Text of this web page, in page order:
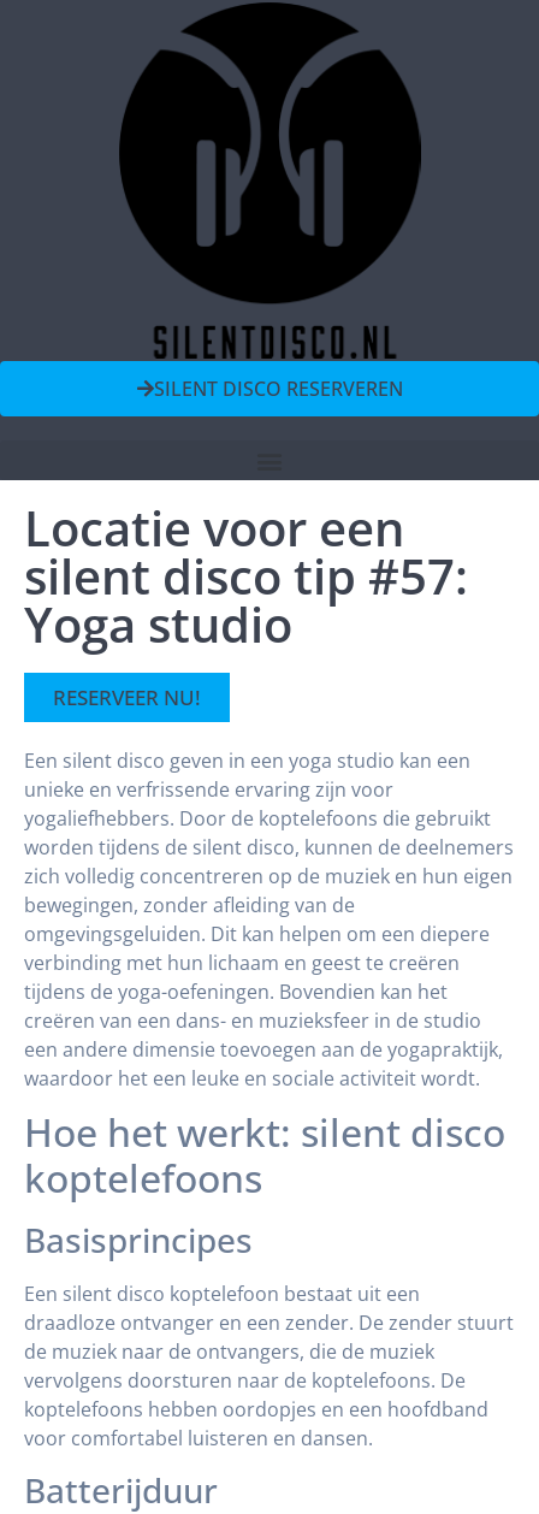
SILENT DISCO RESERVEREN
Locatie voor een
silent disco tip #57:
Yoga studio
RESERVEER NU!
Een silent disco geven in een yoga studio kan een
unieke en verfrissende ervaring zijn voor
yogaliefhebbers. Door de koptelefoons die gebruikt
worden tijdens de silent disco, kunnen de deelnemers
zich volledig concentreren op de muziek en hun eigen
bewegingen, zonder afleiding van de
omgevingsgeluiden. Dit kan helpen om een diepere
verbinding met hun lichaam en geest te creëren
tijdens de yoga-oefeningen. Bovendien kan het
creëren van een dans- en muzieksfeer in de studio
een andere dimensie toevoegen aan de yogapraktijk,
waardoor het een leuke en sociale activiteit wordt.
Hoe het werkt: silent disco
koptelefoons
Basisprincipes
Een silent disco koptelefoon bestaat uit een
draadloze ontvanger en een zender. De zender stuurt
de muziek naar de ontvangers, die de muziek
vervolgens doorsturen naar de koptelefoons. De
koptelefoons hebben oordopjes en een hoofdband
voor comfortabel luisteren en dansen.
Batterijduur